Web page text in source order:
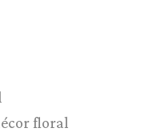
floral